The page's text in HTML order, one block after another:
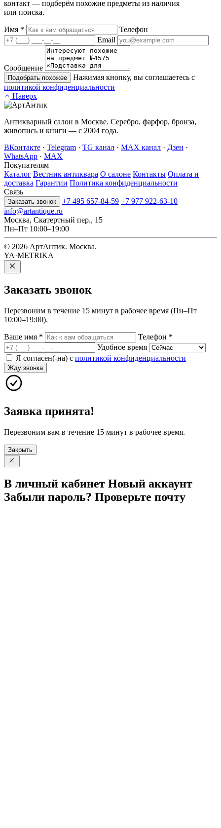
контакт — подберём похожие предметы из наличия
или поиска.
Имя *
Телефон
Email
Сообщение
Подобрать похожее
Нажимая кнопку, вы соглашаетесь с
политикой конфиденциальности
Наверх
Антикварный салон в Москве. Серебро, фарфор, бронза,
живопись и книги — с 2004 года.
ВКонтакте · Telegram · TG канал · MAX канал · Дзен ·
WhatsApp · MAX
Покупателям
Каталог Вестник антиквара О салоне Контакты Оплата и
доставка Гарантии Политика конфиденциальности
Связь
Заказать звонок +7 495 657-84-59 +7 977 922-63-10
info@artantique.ru
Москва, Скатертный пер., 15
Пн–Пт 10:00–19:00
© 2026 АртАнтик. Москва.
YA·METRIKA
Заказать звонок
Перезвоним в течение 15 минут в рабочее время (Пн–Пт
10:00–19:00).
Ваше имя * Телефон *
Удобное время
Я согласен(-на) с политикой конфиденциальности
Жду звонка
Заявка принята!
Перезвоним вам в течение 15 минут в рабочее время.
Закрыть
В личный кабинет Новый аккаунт
Забыли пароль? Проверьте почту